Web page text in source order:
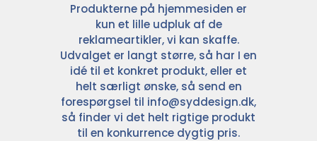
Produkterne på hjemmesiden er
kun et lille udpluk af de
reklameartikler, vi kan skaffe.
Udvalget er langt større, så har I en
idé til et konkret produkt, eller et
helt særligt ønske, så send en
forespørgsel til info@syddesign.dk,
så finder vi det helt rigtige produkt
til en konkurrence dygtig pris.